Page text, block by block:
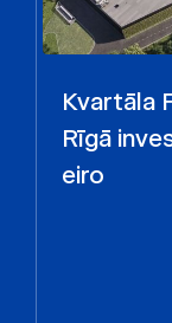
Kvartāla
Rīgā
eiro